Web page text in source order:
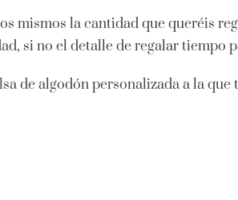
mismos la cantidad que queréis
si no el detalle de regalar tiempo
de algodón personalizada a la